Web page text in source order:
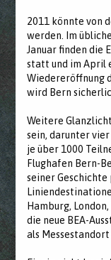
2011 könnte von
werden. Im
Januar finden die
statt und im April
Wiedereröffnung
wird Bern
Weitere
sein, darunter
je über 1000
Flughafen Bern-
seiner
Hamburg,
die neue BEA-
als